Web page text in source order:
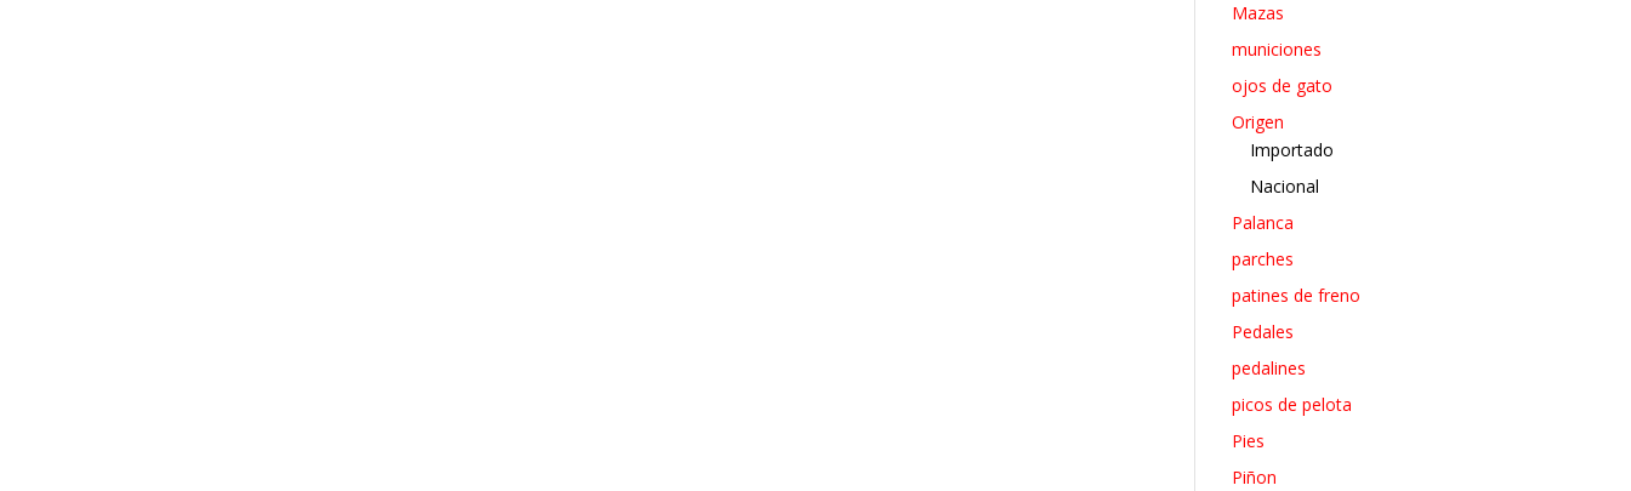
Mazas
municiones
ojos de gato
Origen
Importado
Nacional
Palanca
parches
patines de freno
Pedales
pedalines
picos de pelota
Pies
Piñon